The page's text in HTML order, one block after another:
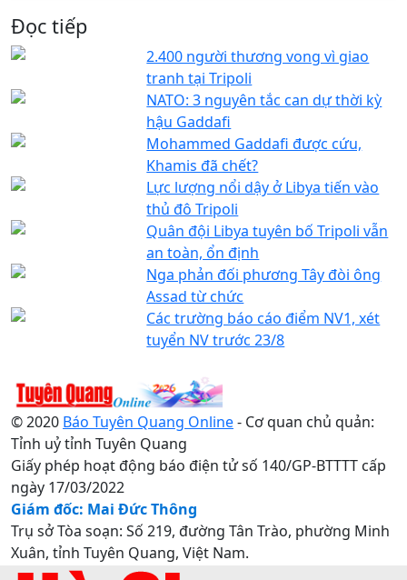
Đọc tiếp
2.400 người thương vong vì giao
tranh tại Tripoli
NATO: 3 nguyên tắc can dự thời kỳ
hậu Gaddafi
Mohammed Gaddafi được cứu,
Khamis đã chết?
Lực lượng nổi dậy ở Libya tiến vào
thủ đô Tripoli
Quân đội Libya tuyên bố Tripoli vẫn
an toàn, ổn định
Nga phản đối phương Tây đòi ông
Assad từ chức
Các trường báo cáo điểm NV1, xét
tuyển NV trước 23/8
© 2020 Báo Tuyên Quang Online- Cơ quan chủ quản:
Tỉnh uỷ tỉnh Tuyên Quang
Giấy phép hoạt động báo điện tử số 140/GP-BTTTT cấp
ngày 17/03/2022
Giám đốc: Mai Đức Thông
Trụ sở Tòa soạn: Số 219, đường Tân Trào, phường Minh
Xuân, tỉnh Tuyên Quang, Việt Nam.
Điện thoại: 0207.3822820 - 0207.3817155 / Fax: